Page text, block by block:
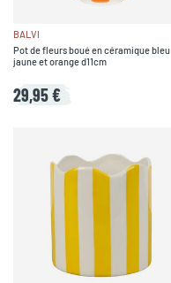
BALVI
Pot de fleurs boué en céramique bleu
jaune et orange d11cm
29,95 €